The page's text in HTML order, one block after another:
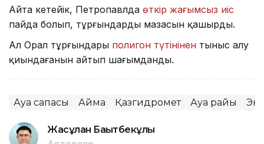
Айта кетейік, Петропавлда өткір жағымсыз иіс
пайда болып, тұрғындардың мазасын қашырды.
Ал Орал тұрғындары полигон түтінінен тыныс алу
қиындағанын айтып шағымданды.
Ауа сапасы Аймақ Қазгидромет Ауа райы
Жасұлан Бақытбекұлы